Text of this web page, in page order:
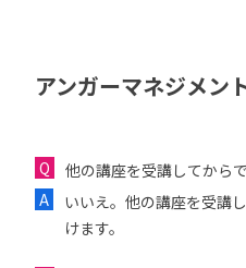
アンガーマネジメン
他の講座を受講してから
いいえ。他の講座を受講
けます。